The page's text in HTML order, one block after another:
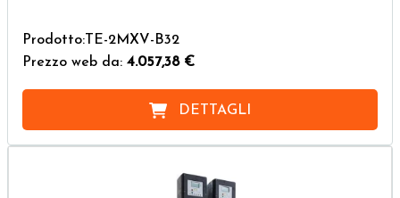
Prodotto:TE-2MXV-B32
Prezzo web da: 4.057,38 €
DETTAGLI